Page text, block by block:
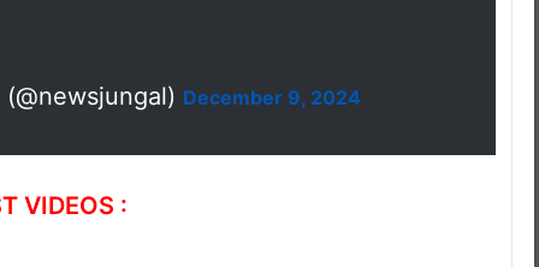
December 9, 2024
VIDEOS :